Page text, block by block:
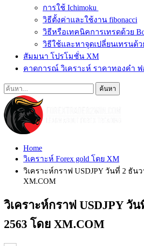
การใช้ Ichimoku
วิธีตั้งค่าและใช้งาน fibonacci
วิธีหรือเทคนิคการเทรดด้วย
วิธีใช้และหาจุดเปลี่ยนเทรนด้วย
สัมมนา โปรโมชั่น XM
คาดการณ์ วิเคราะห์ ราคาทองคำ ฟ
Home
วิเคราะห์ Forex gold โดย XM
วิเคราะห์กราฟ USDJPY วันที่ 2 ธัน
XM.COM
วิเคราะห์กราฟ USDJPY วั
2563 โดย XM.COM